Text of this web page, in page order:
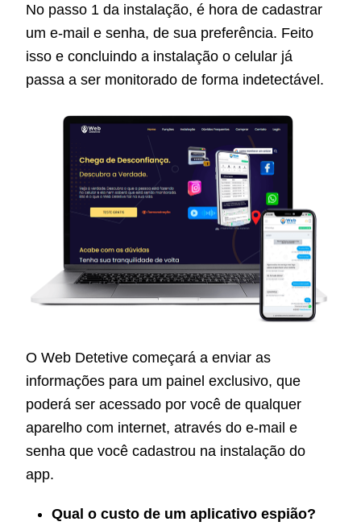
No passo 1 da instalação, é hora de cadastrar
um e-mail e senha, de sua preferência. Feito
isso e concluindo a instalação o celular já
passa a ser monitorado de forma indetectável.
O Web Detetive começará a enviar as
informações para um painel exclusivo, que
poderá ser acessado por você de qualquer
aparelho com internet, através do e-mail e
senha que você cadastrou na instalação do
app.
Qual o custo de um aplicativo espião?